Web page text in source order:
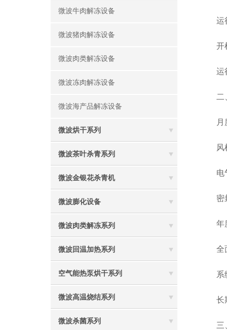
微波牛肉解冻设备
微波猪肉解冻设备
微波肉类解冻设备
微波冻肉解冻设备
微波海产品解冻设备
微波烘干系列
微波茶叶杀青系列
微波金银花杀青机
微波膨化设备
微波肉类解冻系列
微波回温加热系列
空气能热泵烘干系列
微波高温烧结系列
微波杀菌系列
运
开机
运行
二、
月度
风机
电气
密封
年度
全面
系统
长期
三、